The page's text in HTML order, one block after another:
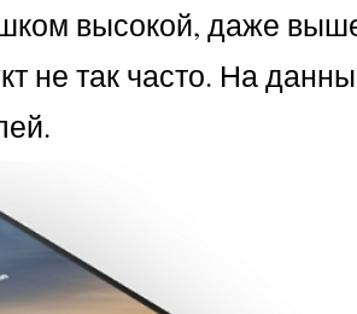
высокой, даже
не так часто. На